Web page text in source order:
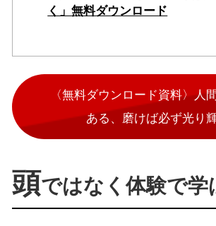
く」無料ダウンロード
〈無料ダウンロード資料〉人
ある、磨けば必ず光り
頭ではなく体験で学